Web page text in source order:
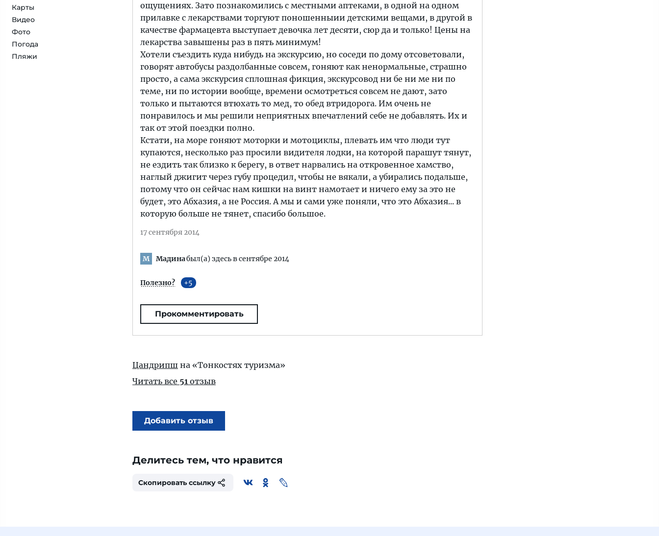
Карты
Видео
Фото
Погода
Пляжи
ощущениях. Зато познакомились с местными аптеками, в одной на одном
прилавке с лекарствами торгуют поношенныии детскими вещами, в другой в
качестве фармацевта выступает девочка лет десяти, сюр да и только! Цены на
лекарства завышены раз в пять минимум!
Хотели съездить куда нибудь на экскурсию, но соседи по дому отсоветовали,
говорят автобусы раздолбанные совсем, гоняют как ненормальные, страшно
просто, а сама экскурсия сплошная фикция, экскурсовод ни бе ни ме ни по
теме, ни по истории вообще, времени осмотреться совсем не дают, зато
только и пытаются втюхать то мед, то обед втридорога. Им очень не
понравилось и мы решили неприятных впечатлений себе не добавлять. Их и
так от этой поездки полно.
Кстати, на море гоняют моторки и мотоциклы, плевать им что люди тут
купаются, несколько раз просили видителя лодки, на которой парашут тянут,
не ездить так близко к берегу, в ответ нарвались на откровенное хамство,
наглый джигит через губу процедил, чтобы не вякали, а убирались подальше,
потому что он сейчас нам кишки на винт намотает и ничего ему за это не
будет, это Абхазия, а не Россия. А мы и сами уже поняли, что это Абхазия... в
которую больше не тянет, спасибо большое.
17 сентября 2014
М Мадинабыл(а) здесь в сентябре 2014
Полезно? 5
Прокомментировать
Цандрипш на «Тонкостях туризма»
Читать все 51 отзыв
Добавить отзыв
Делитесь тем, что нравится
Скопировать ссылку